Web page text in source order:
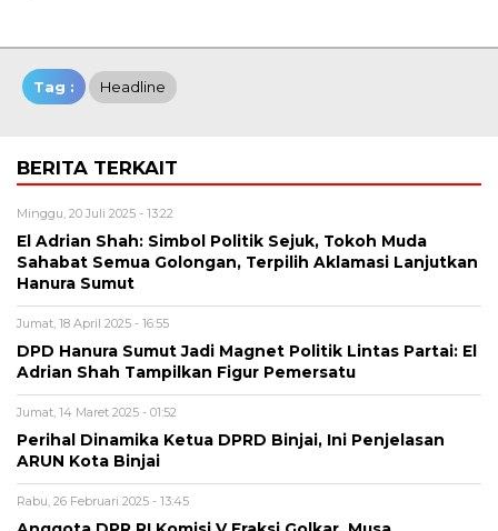
Tag : Headline
BERITA TERKAIT
Minggu, 20 Juli 2025 - 13:22
El Adrian Shah: Simbol Politik Sejuk, Tokoh Muda
Sahabat Semua Golongan, Terpilih Aklamasi Lanjutkan
Hanura Sumut
Jumat, 18 April 2025 - 16:55
DPD Hanura Sumut Jadi Magnet Politik Lintas Partai: El
Adrian Shah Tampilkan Figur Pemersatu
Jumat, 14 Maret 2025 - 01:52
Perihal Dinamika Ketua DPRD Binjai, Ini Penjelasan
ARUN Kota Binjai
Rabu, 26 Februari 2025 - 13:45